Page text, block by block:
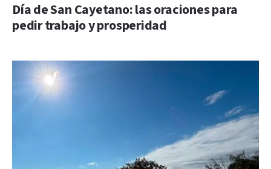
Día de San Cayetano: las oraciones para
pedir trabajo y prosperidad